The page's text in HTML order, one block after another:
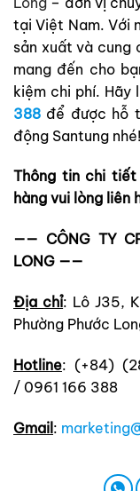
tại Việt Nam. Với
sản xuất và cung
mang đến cho
kiệm chi phí. Hãy
388 để được hỗ
động Santung nhé!
Thông tin chi tiết
hàng vui lòng liên
—— CÔNG TY
LONG ——
Địa chỉ: Lô J35,
Phường Phước
Hotline: (+84)
/ 0961 166 388
Gmail: